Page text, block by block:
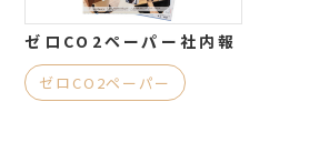
ゼロCO2ペーパー社内報
ゼロCO2ペーパー